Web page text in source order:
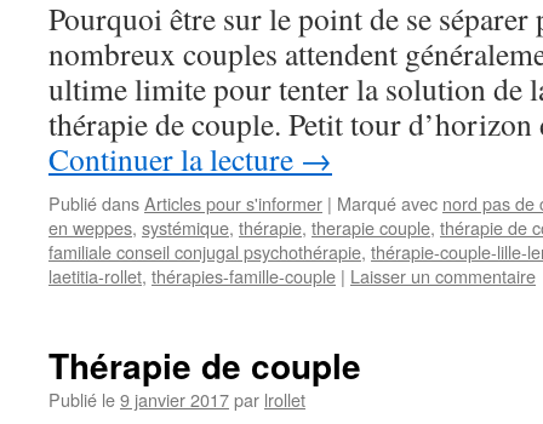
Pourquoi être sur le point de se
nombreux couples attendent
ultime limite pour tenter la solution de
thérapie de couple. Petit tour
Continuer la lecture →
Publié dansArticles pour s'informer | Marqué avec nord pas de
en weppes, systémique, thérapie, therapie couple, thérapie de
familiale conseil conjugal psychothérapie, thérapie-couple-lille-
laetitia-rollet, thérapies-famille-couple | Laisser un commentaire
Thérapie de couple
Publié le9 janvier 2017par lrollet